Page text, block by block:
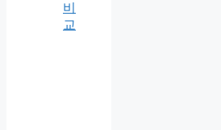
비
교